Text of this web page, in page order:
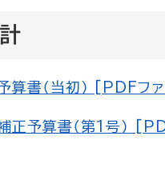
書（当初） [PDFフ
予算書（第1号）